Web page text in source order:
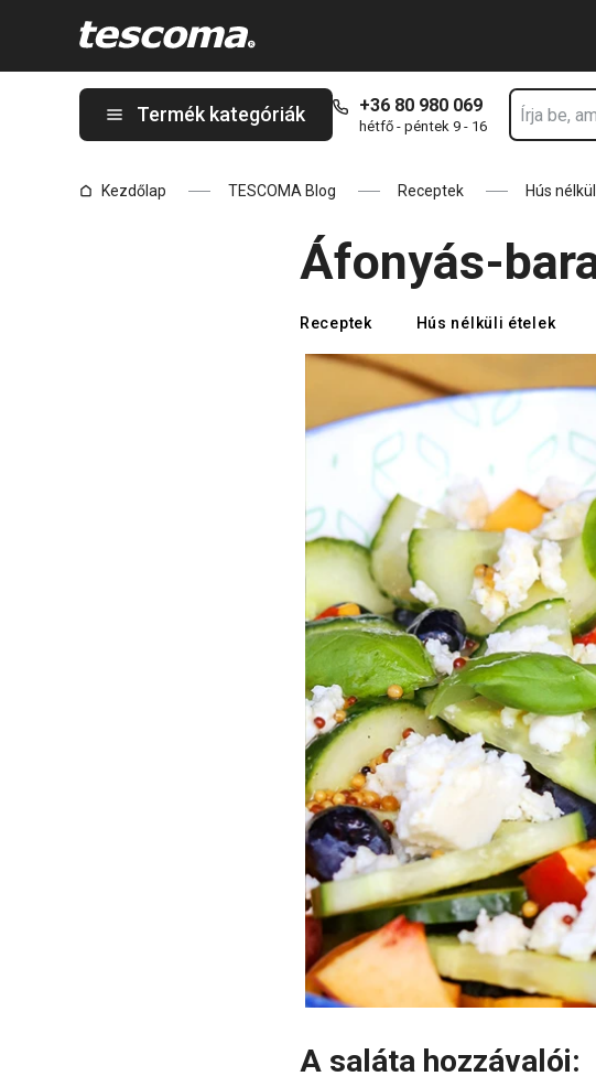
Termék kategóriák +36 80 980 069
hétfő - péntek 9 - 16
Kezdőlap TESCOMA Blog Receptek Hús
Áfonyás-
Receptek Hús nélküli ételek
A saláta hozzávalói: